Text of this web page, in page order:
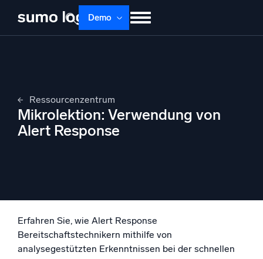
Demo
Kostenlos testen Support
Dojo AI NEU
Plattform
Überwachen, Fehler beheben, automatisieren und verteidigen
Ressourcenzentrum
Mikrolektion: Verwendung von
Alert Response
Erfahren Sie, wie Alert Response
Bereitschaftstechnikern mithilfe von
analysegestützten Erkenntnissen bei der schnellen